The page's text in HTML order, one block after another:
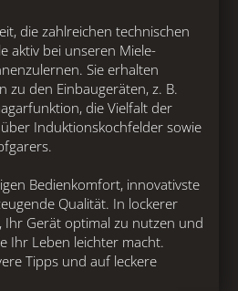
die zahlreichen technischen
aktiv bei unseren Miele-
Sie erhalten
zu den Einbaugeräten, z. B.
die Vielfalt der
Induktionskochfelder sowie
Bedienkomfort, innovativste
Qualität. In lockerer
Ihr Gerät optimal zu nutzen und
Ihr Leben leichter macht.
Tipps und auf leckere